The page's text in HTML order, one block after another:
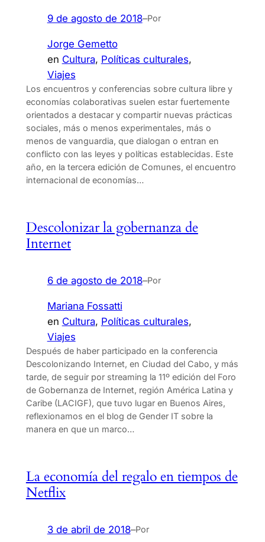
9 de agosto de 2018–Por
Jorge Gemetto
en Cultura, Políticas culturales
Viajes
Los encuentros y conferencias sobre cultura libre y
economías colaborativas suelen estar fuertemente
orientados a destacar y compartir nuevas prácticas
sociales, más o menos experimentales, más o
menos de vanguardia, que dialogan o entran en
conflicto con las leyes y políticas establecidas. Este
año, en la tercera edición de Comunes, el encuentro
internacional de economías…
Descolonizar la gobernanza de
Internet
6 de agosto de 2018–Por
Mariana Fossatti
en Cultura, Políticas culturales
Viajes
Después de haber participado en la conferencia
Descolonizando Internet, en Ciudad del Cabo, y más
tarde, de seguir por streaming la 11º edición del Foro
de Gobernanza de Internet, región América Latina y
Caribe (LACIGF), que tuvo lugar en Buenos Aires,
reflexionamos en el blog de Gender IT sobre la
manera en que un marco…
La economía del regalo en tiempos de
Netflix
3 de abril de 2018–Por